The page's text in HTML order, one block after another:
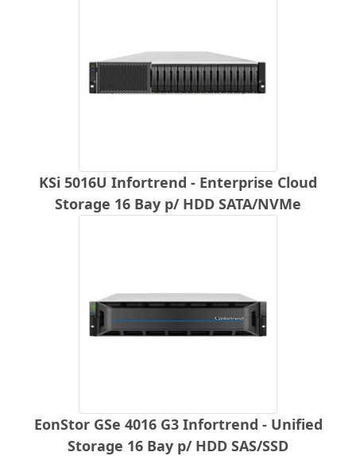
KSi 5016U Infortrend - Enterprise Cloud
Storage 16 Bay p/ HDD SATA/NVMe
EonStor GSe 4016 G3 Infortrend - Unified
Storage 16 Bay p/ HDD SAS/SSD